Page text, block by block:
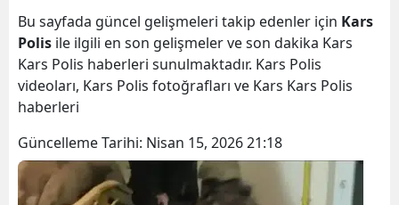
Aydın
Balıkesir
Bingöl
Bitlis
Bu sayfada güncel gelişmeleri takip edenler için Kars
Polis ile ilgili en son gelişmeler ve son dakika Kars
Kars Polis haberleri sunulmaktadır. Kars Polis
videoları, Kars Polis fotoğrafları ve Kars Kars Polis
haberleri
Güncelleme Tarihi: Nisan 15, 2026 21:18